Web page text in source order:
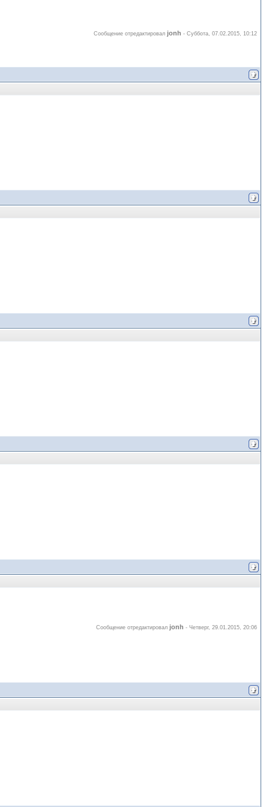
Сообщение отредактировал jonh - Суббота, 07.02.2015, 10:12
Сообщение отредактировал jonh - Четверг, 29.01.2015, 20:06